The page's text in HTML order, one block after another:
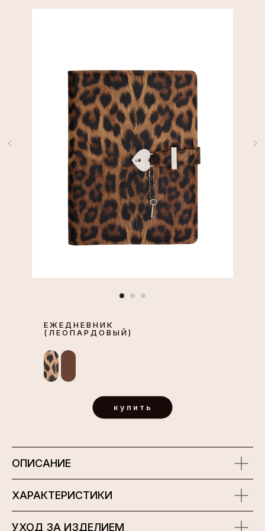
ЕЖЕДНЕВНИК
(ЛЕОПАРДОВЫЙ)
купить
ОПИСАНИЕ
ХАРАКТЕРИСТИКИ
УХОД ЗА ИЗДЕЛИЕМ